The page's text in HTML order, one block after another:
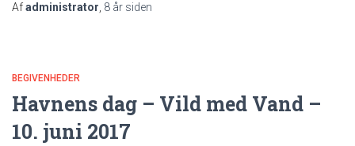
Afadministrator, 8 år siden
BEGIVENHEDER
Havnens dag – Vild med Vand –
10. juni 2017